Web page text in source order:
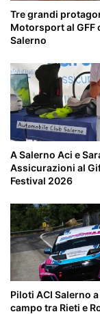
Tre grandi
Motorsport al GFF
Salerno
A Salerno Aci e
Assicurazioni al
Festival 2026
Piloti ACI Salerno
campo tra Rieti e